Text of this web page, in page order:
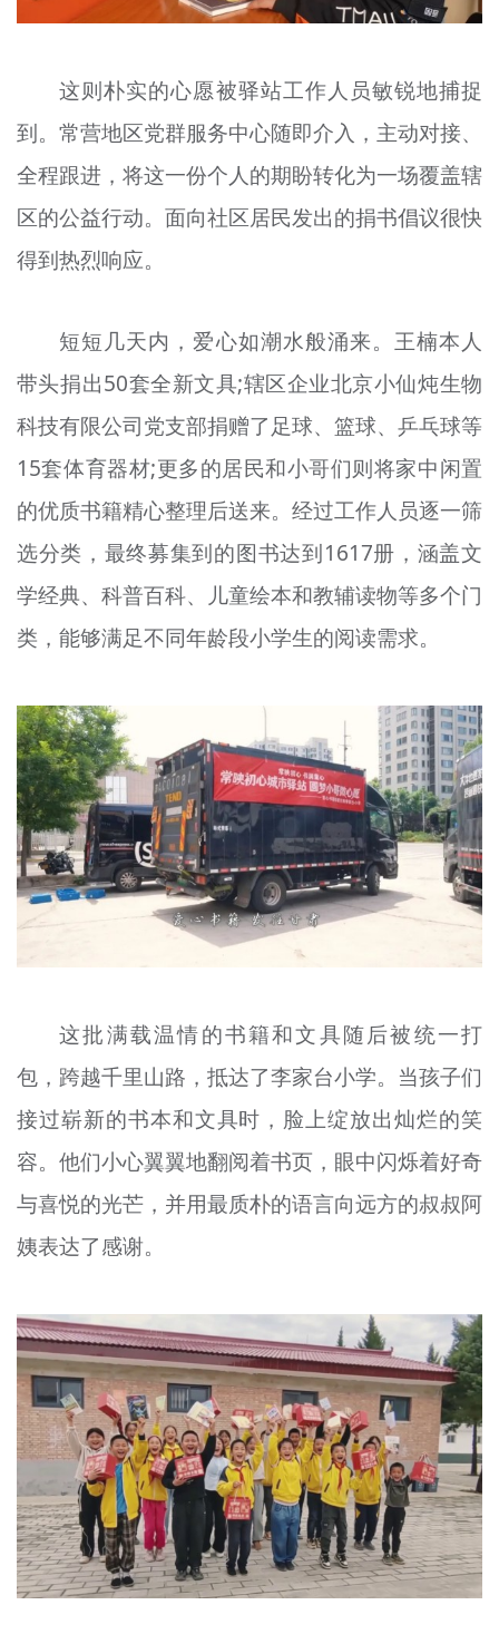
这则朴实的心愿被驿站工作人员敏锐地捕捉
到。常营地区党群服务中心随即介入，主动对接、
全程跟进，将这一份个人的期盼转化为一场覆盖辖
区的公益行动。面向社区居民发出的捐书倡议很快
得到热烈响应。
短短几天内，爱心如潮水般涌来。王楠本人
带头捐出50套全新文具;辖区企业北京小仙炖生物
科技有限公司党支部捐赠了足球、篮球、乒乓球等
15套体育器材;更多的居民和小哥们则将家中闲置
的优质书籍精心整理后送来。经过工作人员逐一筛
选分类，最终募集到的图书达到1617册，涵盖文
学经典、科普百科、儿童绘本和教辅读物等多个门
类，能够满足不同年龄段小学生的阅读需求。
这批满载温情的书籍和文具随后被统一打
包，跨越千里山路，抵达了李家台小学。当孩子们
接过崭新的书本和文具时，脸上绽放出灿烂的笑
容。他们小心翼翼地翻阅着书页，眼中闪烁着好奇
与喜悦的光芒，并用最质朴的语言向远方的叔叔阿
姨表达了感谢。